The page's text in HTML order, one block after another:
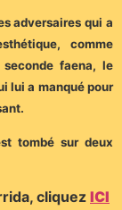
adversaires qui a
comme
faena, le
lui a manqué pour
tombé sur deux
cliquezICI